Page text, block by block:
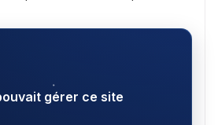
gérer ce site